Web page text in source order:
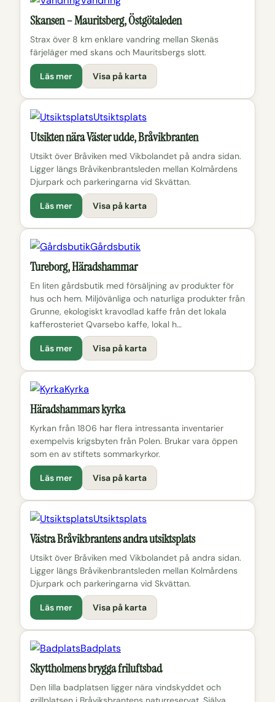
Skansen – Mauritsberg, Östgötaleden
Strax över 8 km enklare vandring mellan Skenäs
färjeläger med skans och Mauritsbergs slott.
Läs mer Visa på karta
Utsiktsplats
Utsikten nära Väster udde, Bråvikbranten
Utsikt över Bråviken med Vikbolandet på andra sidan.
Ligger längs Bråvikenbrantsleden mellan Kolmårdens
Djurpark och parkeringarna vid Skvättan.
Läs mer Visa på karta
Gårdsbutik
Tureborg, Häradshammar
En liten gårdsbutik med försäljning av produkter för
hus och hem. Miljövänliga och naturliga produkter från
Grunne, ekologiskt kravodlad kaffe från det lokala
kafferosteriet Qvarsebo kaffe, lokal h…
Läs mer Visa på karta
Kyrka
Häradshammars kyrka
Kyrkan från 1806 har flera intressanta inventarier
exempelvis krigsbyten från Polen. Brukar vara öppen
som en av stiftets sommarkyrkor.
Läs mer Visa på karta
Utsiktsplats
Västra Bråvikbrantens andra utsiktsplats
Utsikt över Bråviken med Vikbolandet på andra sidan.
Ligger längs Bråvikenbrantsleden mellan Kolmårdens
Djurpark och parkeringarna vid Skvättan.
Läs mer Visa på karta
Badplats
Skyttholmens brygga friluftsbad
Den lilla badplatsen ligger nära vindskyddet och